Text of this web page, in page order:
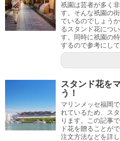
祇園は芸者が多く
す。そんな祇園の
ているのでしょう
るスタンド花につ
す。同時に祇園の
するので参考にして
スタンド花を
う！
マリンメッセ福岡
れているため、ス
ります。この記事
ド花を贈ることが
注文方法などを詳